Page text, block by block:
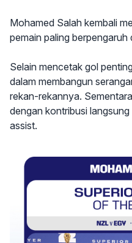
Mohamed Salah kembali
pemain paling berpengaruh
Selain mencetak gol
dalam membangun
rekan-rekannya.
dengan kontribusi
assist.